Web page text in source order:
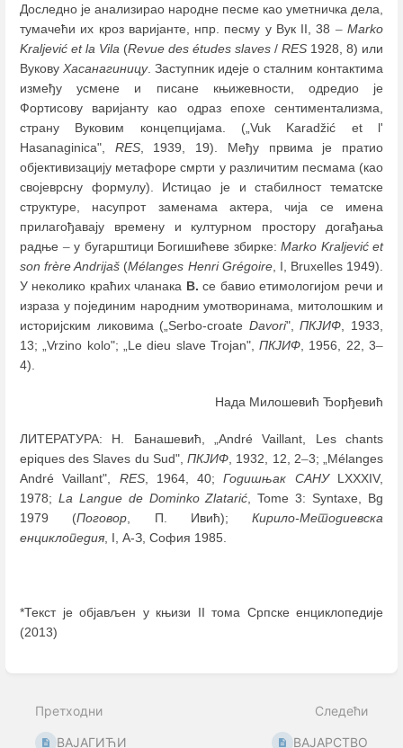
Доследно је анализирао народне песме као уметничка дела,
тумачећи их кроз варијанте, нпр. песму у Вук II, 38 – Marko
Kraljević et la Vila (Revue des études slaves / RES 1928, 8) или
Вукову Хасанагиницу. Заступник идеје о сталним контактима
између усмене и писане књижевности, одредио је
Фортисову варијанту као одраз епохе сентиментализма,
страну Вуковим концепцијама. („Vuk Karadžić et l'
Hasanaginica", RES, 1939, 19). Међу првима је пратио
објективизацију метафоре смрти у различитим песмама (као
својеврсну формулу). Истицао је и стабилност тематске
структуре, насупрот заменама актера, чија се имена
прилагођавају времену и културном простору догађања
радње –у бугарштици Богишићеве збирке: Marko Kraljević et
son frère Andrijaš (Mélanges Henri Grégoire, I, Bruxelles 1949).
У неколико краћих чланака В. се бавио етимологијом речи и
израза у појединим народним умотворинама, митолошким и
историјским ликовима („Serbo-croate Davori",ПКЈИФ , 1933,
13; „Vrzino kolo"; „Le dieu slave Trojan",ПКЈИФ , 1956, 22, 3–
4).
Нада Милошевић Ђорђевић
ЛИТЕРАТУРА: Н. Банашевић, „André Vaillant, Les chants
epiques des Slaves du Sud",ПКЈИФ, 1932, 12, 2–3; „Mélanges
André Vaillant", RES, 1964, 40;Годишњак САНУLXXXIV,
1978; La Langue de Dominko Zlatarić, Tome 3: Syntaxe, Bg
1979 (Поговор, П. Ивић); Кирило-Методиевска
енциклопедия, I, А-З, София 1985.
*Текст је објављен у књизи II тома Српске енциклопедије
(2013)
mode
Претходни
ВАЈАГИЋИ
Следећи
ВАЈАРСТВО